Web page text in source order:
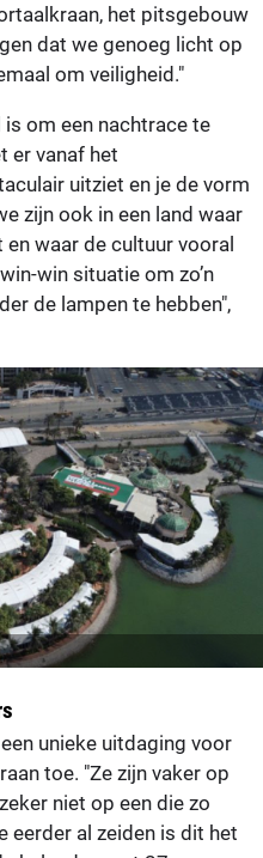
het pitsgebouw
dat we genoeg licht op
om veiligheid."
om een nachtrace te
er vanaf het
uitziet en je de vorm
zijn ook in een land waar
waar de cultuur vooral
win situatie om zo’n
de lampen te hebben",
unieke uitdaging voor
toe. "Ze zijn vaker op
niet op een die zo
eerder al zeiden is dit het